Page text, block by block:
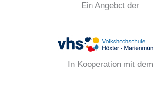
Ein Angebot der
In Kooperation mit dem